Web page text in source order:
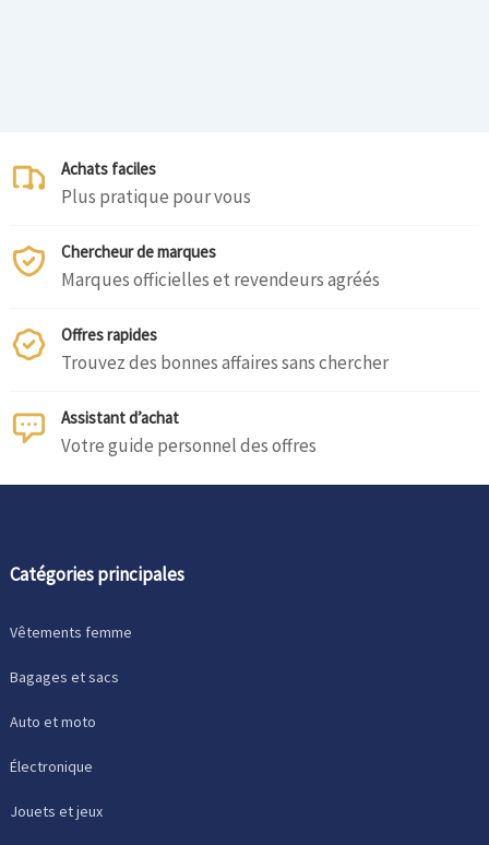
Achats faciles
Plus pratique pour vous
Chercheur de marques
Marques officielles et revendeurs agréés
Offres rapides
Trouvez des bonnes affaires sans chercher
Assistant d’achat
Votre guide personnel des offres
Catégories principales
Vêtements femme
Bagages et sacs
Auto et moto
Électronique
Jouets et jeux